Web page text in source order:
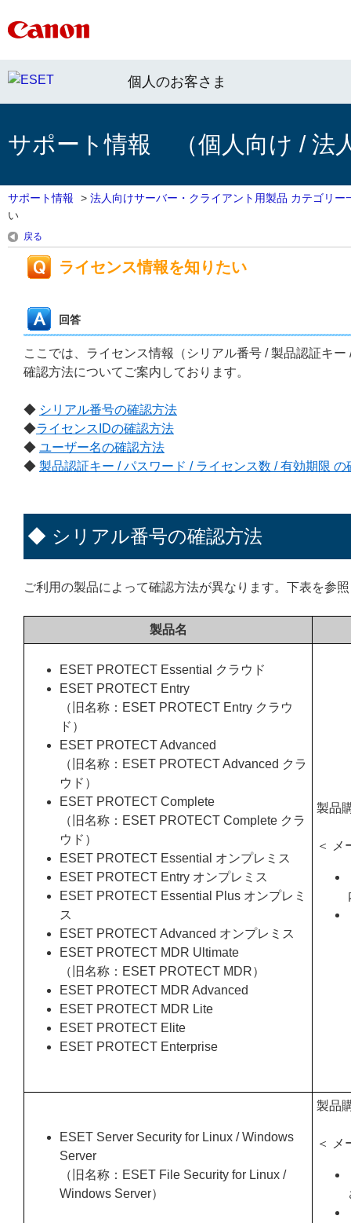
個人のお客さま
サポート情報 （個人向け / 法
サポート情報 > 法人向けサーバー・クライアント用製品 カテゴリー
い
戻る
ライセンス情報を知りたい
回答
ここでは、ライセンス情報（シリアル番号 / 製品認証キ
確認方法についてご案内しております。
◆ シリアル番号の確認方法
◆ライセンスIDの確認方法
◆ ユーザー名の確認方法
◆ 製品認証キー / パスワード / ライセンス数 / 有効期限 の
◆ シリアル番号の確認方法
ご利用の製品によって確認方法が異なります。下表を参
製品名
ESET PROTECT Essential クラウド
ESET PROTECT Entry
（旧名称：ESET PROTECT Entry クラウ
ド）
ESET PROTECT Advanced
（旧名称：ESET PROTECT Advanced クラ
ウド）
ESET PROTECT Complete
（旧名称：ESET PROTECT Complete クラ
ウド）
ESET PROTECT Essential オンプレミス
ESET PROTECT Entry オンプレミス
ESET PROTECT Essential Plus オンプレミ
ス
ESET PROTECT Advanced オンプレミス
ESET PROTECT MDR Ultimate
（旧名称：ESET PROTECT MDR）
ESET PROTECT MDR Advanced
ESET PROTECT MDR Lite
ESET PROTECT Elite
ESET PROTECT Enterprise
製品
＜ メ
ESET Server Security for Linux / Windows
Server
（旧名称：ESET File Security for Linux /
Windows Server）
製品
＜ メ